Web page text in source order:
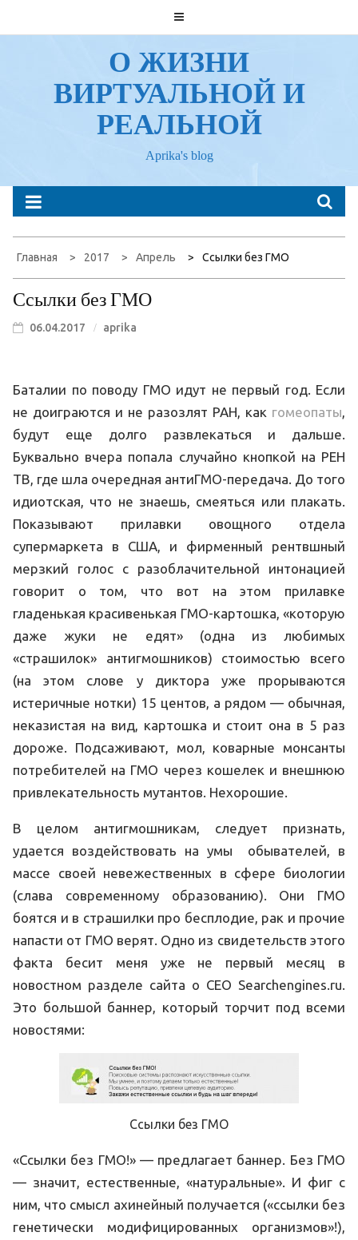
к
О ЖИЗНИ
ВИРТУАЛЬНОЙ И
РЕАЛЬНОЙ
Aprika's blog
Главная 2017 Апрель Ссылки без ГМО
Ссылки без ГМО
06.04.2017 aprika
Баталии по поводу ГМО идут не первый год. Если
не доиграются и не разозлят РАН, как гомеопаты,
будут еще долго развлекаться и дальше.
Буквально вчера попала случайно кнопкой на РЕН
ТВ, где шла очередная антиГМО-передача. До того
идиотская, что не знаешь, смеяться или плакать.
Показывают прилавки овощного отдела
супермаркета в США, и фирменный рентвшный
мерзкий голос с разоблачительной интонацией
говорит о том, что вот на этом прилавке
гладенькая красивенькая ГМО-картошка, «которую
даже жуки не едят» (одна из любимых
«страшилок» антигмошников) стоимостью всего
(на этом слове у диктора уже прорываются
истеричные нотки) 15 центов, а рядом — обычная,
неказистая на вид, картошка и стоит она в 5 раз
дороже. Подсаживают, мол, коварные монсанты
потребителей на ГМО через кошелек и внешнюю
привлекательность мутантов. Нехорошие.
В целом антигмошникам, следует признать,
удается воздействовать на умы обывателей, в
массе своей невежественных в сфере биологии
(слава современному образованию). Они ГМО
боятся и в страшилки про бесплодие, рак и прочие
напасти от ГМО верят. Одно из свидетельств этого
факта бесит меня уже не первый месяц в
новостном разделе сайта о СЕО Searchengines.ru.
Это большой баннер, который торчит под всеми
новостями:
Ссылки без ГМО
«Ссылки без ГМО!» — предлагает баннер. Без ГМО
— значит, естественные, «натуральные». И фиг с
ним, что смысл ахинейный получается («ссылки без
генетически модифицированных организмов»!),